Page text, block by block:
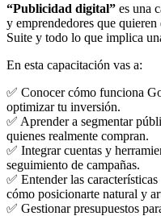
“Publicidad digital” es una
y emprendedores que
Suite y todo lo que implica
En esta capacitación vas a:
✅ Conocer cómo funciona
optimizar tu inversión.
✅ Aprender a segmentar
quienes realmente compran.
✅ Integrar cuentas y
seguimiento de campañas.
✅ Entender las
cómo posicionarte natural y
✅ Gestionar presupuestos